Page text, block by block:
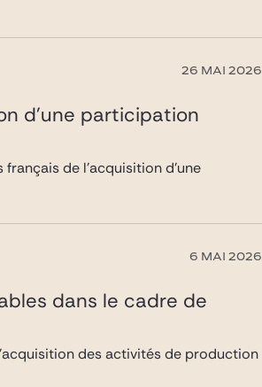
26 MAI 2026
d’une participation
de l’acquisition d’une
6 MAI 2026
dans le cadre de
des activités de production